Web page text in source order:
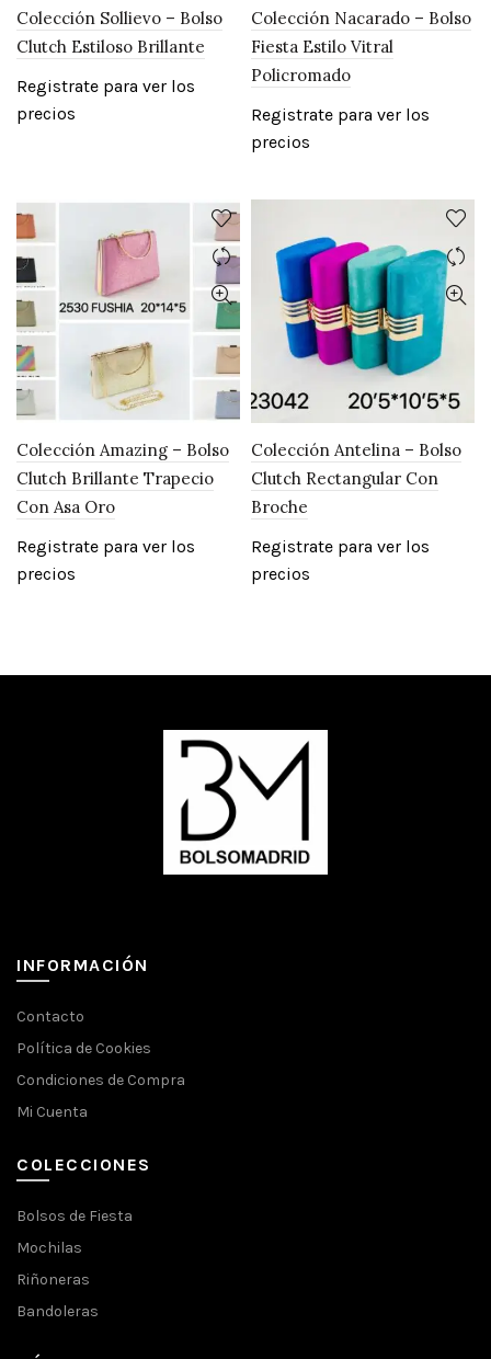
Colección Sollievo – Bolso
Clutch Estiloso Brillante
Registrate para ver los
precios
Colección Nacarado – Bolso
Fiesta Estilo Vitral
Policromado
Registrate para ver los
precios
Colección Amazing – Bolso
Clutch Brillante Trapecio
Con Asa Oro
Registrate para ver los
precios
Colección Antelina – Bolso
Clutch Rectangular Con
Broche
Registrate para ver los
precios
INFORMACIÓN
Contacto
Política de Cookies
Condiciones de Compra
Mi Cuenta
COLECCIONES
Bolsos de Fiesta
Mochilas
Riñoneras
Bandoleras